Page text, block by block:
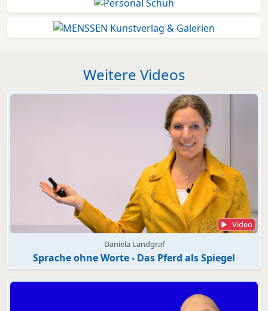
Weitere Videos
Video
Daniela Landgraf
Sprache ohne Worte - Das Pferd als Spiegel